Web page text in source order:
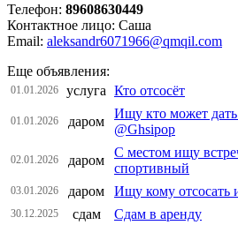
Телефон: 89608630449
Контактное лицо: Саша
Email: aleksandr6071966@qmqil.com
Еще объявления:
01.01.2026 услуга Кто отсосёт
01.01.2026 даром
Ищу кто может
@Ghsipop
02.01.2026 даром
С местом ищу
спортивный
03.01.2026 даром Ищу кому отсосать
30.12.2025 сдам Сдам в аренду